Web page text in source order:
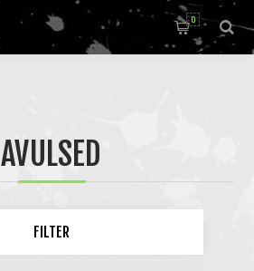
0
AVULSED
FILTER